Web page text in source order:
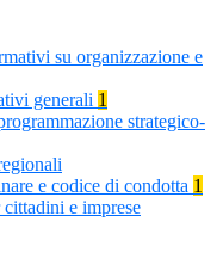
su organizzazione e
generali 1
strategico-
e codice di condotta 1
e imprese